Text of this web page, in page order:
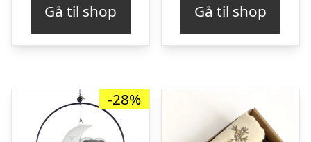
Gå til shop Gå til shop
-28%